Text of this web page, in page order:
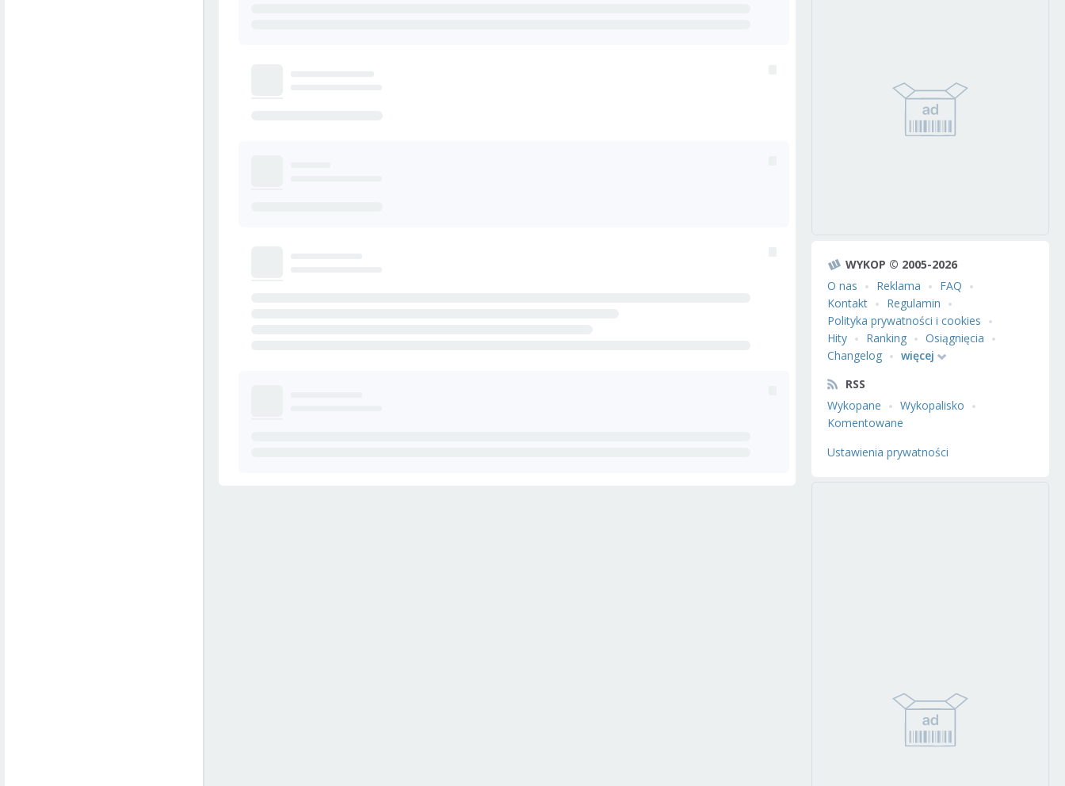
WYKOP © 2005-2026
O nas
Reklama
FAQ
Kontakt
Regulamin
Polityka prywatności i cookies
Hity
Ranking
Osiągnięcia
Changelog
więcej
RSS
Wykopane
Wykopalisko
Komentowane
Ustawienia prywatności